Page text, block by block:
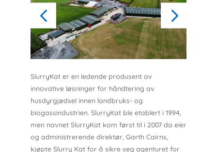
SlurryKat er en ledende produsent av
innovative løsninger for håndtering av
husdyrgjødsel innen landbruks- og
biogassindustrien. SlurryKat ble etablert i 1994,
men navnet SlurryKat kom først til i 2007 da eier
og administrerende direktør, Garth Cairns,
kjøpte Slurry Kat for å sikre seg agenturet for